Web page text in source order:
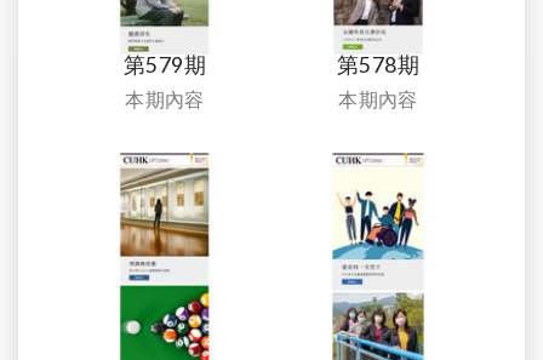
第579期
本期內容
第578期
本期內容